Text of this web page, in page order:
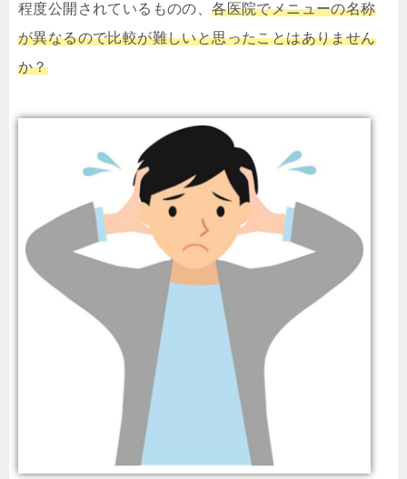
程度公開されているものの、各医院でメニューの名称
が異なるので比較が難しいと思ったことはありません
か？